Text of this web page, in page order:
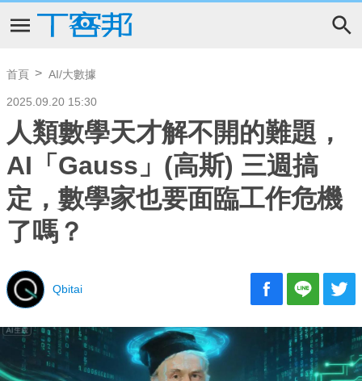
首頁 AI/大數據
2025.09.20 15:30
人類數學天才解不開的難題，
AI「Gauss」(高斯) 三週搞
定，數學家也要面臨工作危機
了嗎？
Qbitai